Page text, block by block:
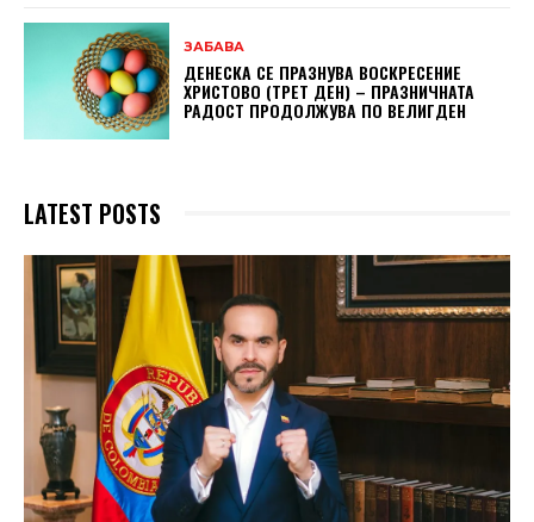
ЗАБАВА
ДЕНЕСКА СЕ ПРАЗНУВА ВОСКРЕСЕНИЕ
ХРИСТОВО (ТРЕТ ДЕН) – ПРАЗНИЧНАТА
РАДОСТ ПРОДОЛЖУВА ПО ВЕЛИГДЕН
LATEST POSTS